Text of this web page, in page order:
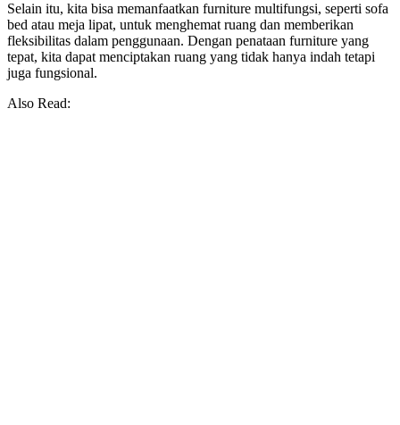
Selain itu, kita bisa memanfaatkan furniture multifungsi, seperti sofa
bed atau meja lipat, untuk menghemat ruang dan memberikan
fleksibilitas dalam penggunaan. Dengan penataan furniture yang
tepat, kita dapat menciptakan ruang yang tidak hanya indah tetapi
juga fungsional.
Also Read: